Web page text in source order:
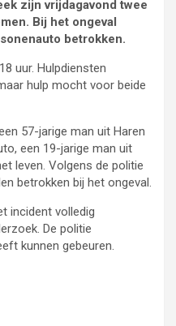
zijn vrijdagavond twee
Bij het ongeval
betrokken.
uur. Hulpdiensten
hulp mocht voor beide
57-jarige man uit Haren
een 19-jarige man uit
leven. Volgens de politie
betrokken bij het ongeval.
incident volledig
De politie
kunnen gebeuren.